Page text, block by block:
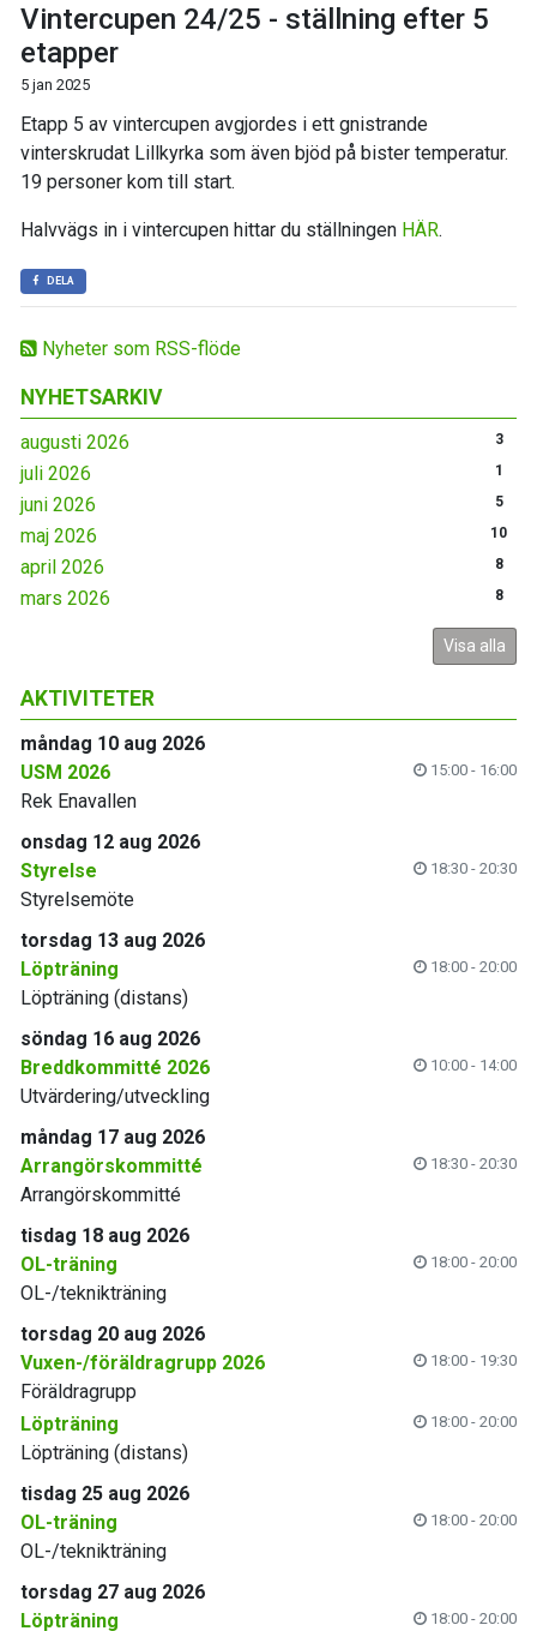
Nyheter som RSS-flöde
NYHETSARKIV
augusti 2026 3
juli 2026 1
juni 2026 5
maj 2026 10
april 2026 8
mars 2026 8
Visa alla
AKTIVITETER
måndag 10 aug 2026
USM 2026
15:00 - 16:00
Rek Enavallen
onsdag 12 aug 2026
Styrelse
18:30 - 20:30
Styrelsemöte
torsdag 13 aug 2026
Löpträning
18:00 - 20:00
Löpträning (distans)
söndag 16 aug 2026
Breddkommitté 2026
10:00 - 14:00
Utvärdering/utveckling
måndag 17 aug 2026
Arrangörskommitté
18:30 - 20:30
Arrangörskommitté
tisdag 18 aug 2026
OL-träning
18:00 - 20:00
OL-/teknikträning
torsdag 20 aug 2026
Vuxen-/föräldragrupp 2026
18:00 - 19:30
Föräldragrupp
Löpträning
18:00 - 20:00
Löpträning (distans)
tisdag 25 aug 2026
OL-träning
18:00 - 20:00
OL-/teknikträning
torsdag 27 aug 2026
Löpträning
18:00 - 20:00
Vintercupen 24/25 - ställning efter 5
etapper
5 jan 2025
Etapp 5 av vintercupen avgjordes i ett gnistrande
vinterskrudat Lillkyrka som även bjöd på bister temperatur.
19 personer kom till start.
Halvvägs in i vintercupen hittar du ställningen HÄR.
DELA